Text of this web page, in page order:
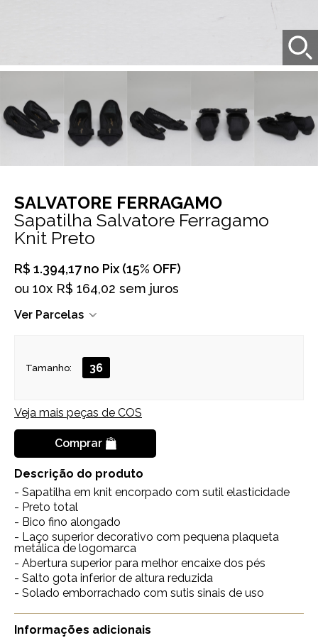
SALVATORE FERRAGAMO
Sapatilha Salvatore Ferragamo
Knit Preto
R$ 1.394,17no Pix (15% OFF)
ou 10x R$ 164,02 sem juros
Ver Parcelas
Tamanho: 36
Veja mais peças de COS
Comprar
Descrição do produto
- Sapatilha em knit encorpado com sutil elasticidade
- Preto total
- Bico fino alongado
- Laço superior decorativo com pequena plaqueta
metálica de logomarca
- Abertura superior para melhor encaixe dos pés
- Salto gota inferior de altura reduzida
- Solado emborrachado com sutis sinais de uso
Informações adicionais